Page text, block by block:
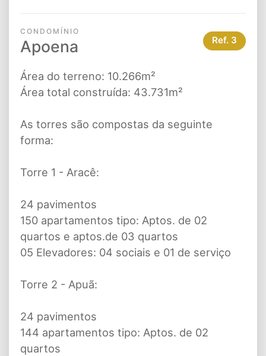
CONDOMÍNIO
Apoena Ref. 3
Área do terreno: 10.266m²
Área total construída: 43.731m²
As torres são compostas da seguinte
forma:
Torre 1 - Aracê:
24 pavimentos
150 apartamentos tipo: Aptos. de 02
quartos e aptos.de 03 quartos
05 Elevadores: 04 sociais e 01 de serviço
Torre 2 - Apuã:
24 pavimentos
144 apartamentos tipo: Aptos. de 02
quartos